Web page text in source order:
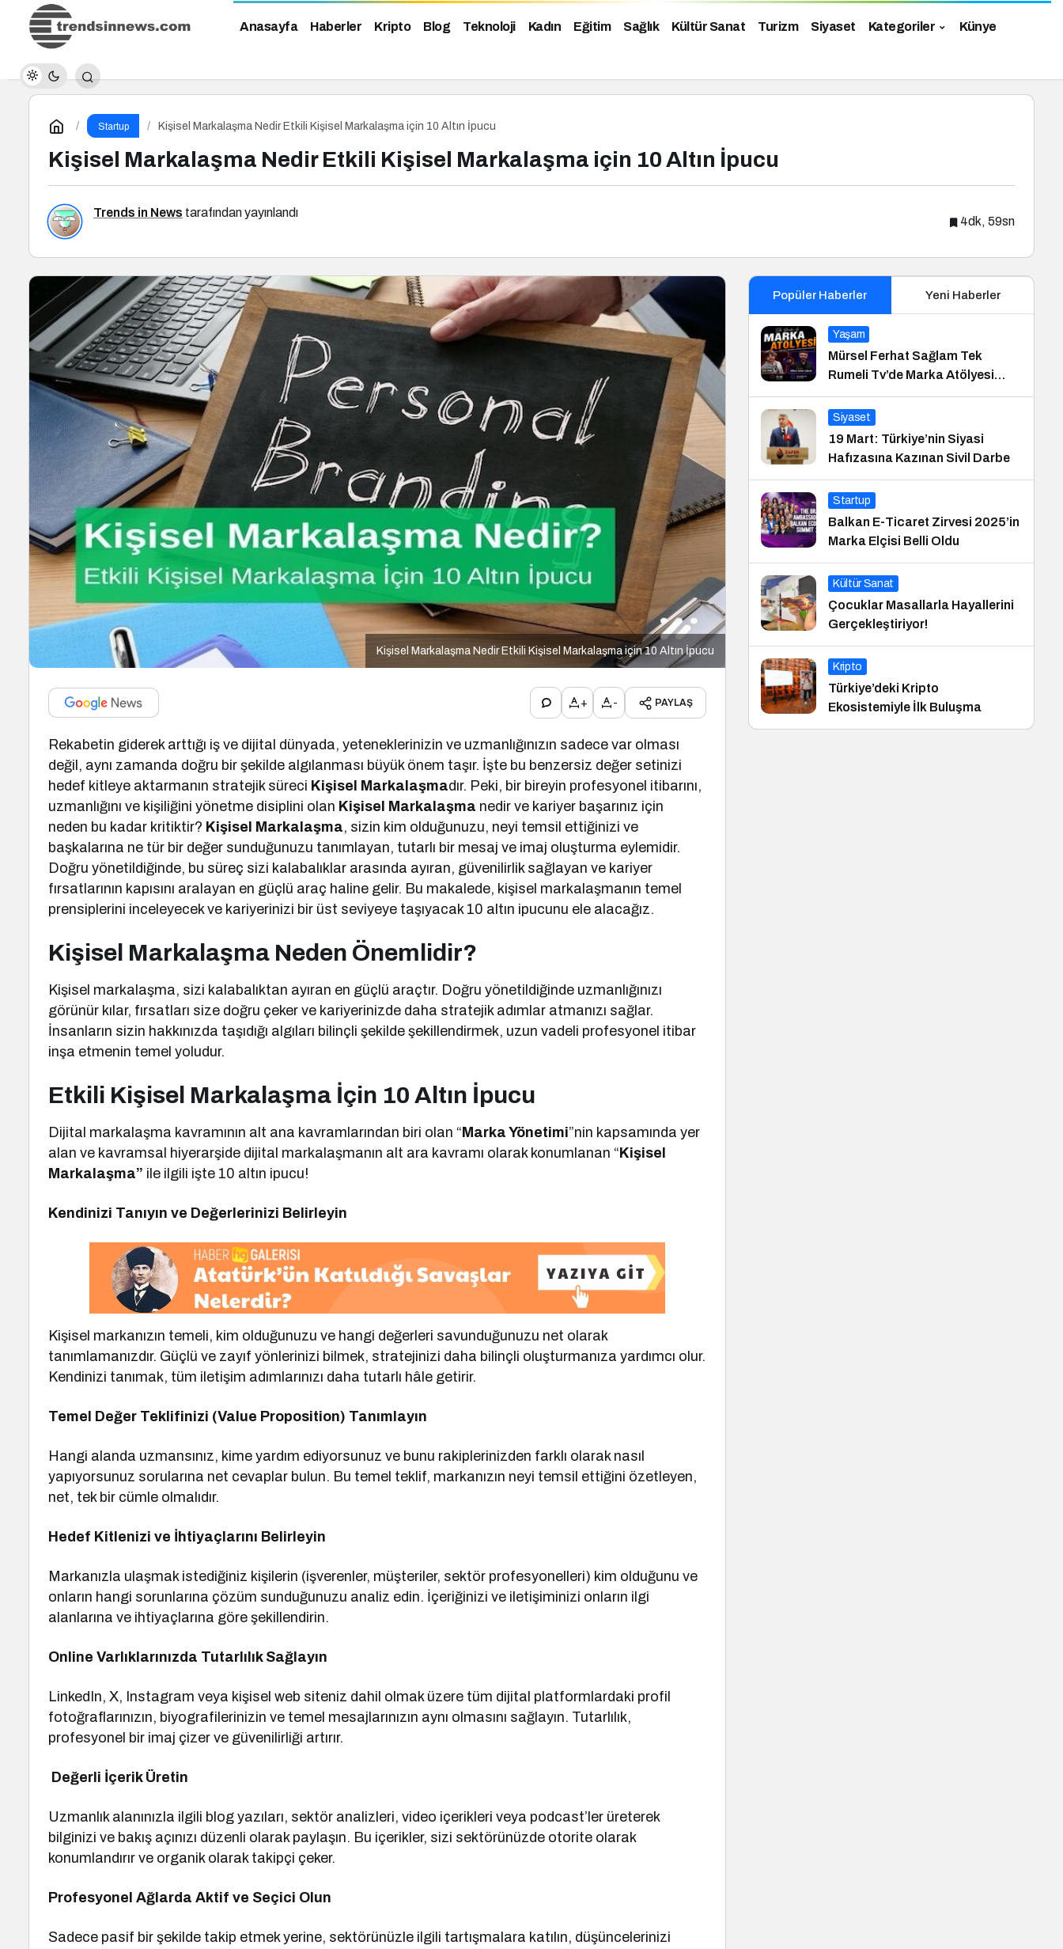
Anasayfa Haberler Kripto Blog Teknoloji Kadın Eğitim Sağlık Kültür Sanat Turizm Siyaset Kategoriler Künye
Startup Kişisel Markalaşma Nedir Etkili Kişisel Markalaşma için 10 Altın İpucu
Kişisel Markalaşma Nedir Etkili Kişisel Markalaşma için 10 Altın İpucu
Trends in News tarafından yayınlandı
4dk, 59sn
Kişisel Markalaşma Nedir Etkili Kişisel Markalaşma için 10 Altın İpucu
+ - PAYLAŞ
Rekabetin giderek arttığı iş ve dijital dünyada, yeteneklerinizin ve uzmanlığınızın sadece var olması
değil, aynı zamanda doğru bir şekilde algılanması büyük önem taşır. İşte bu benzersiz değer setinizi
hedef kitleye aktarmanın stratejik süreci Kişisel Markalaşmadır. Peki, bir bireyin profesyonel itibarını,
uzmanlığını ve kişiliğini yönetme disiplini olan Kişisel Markalaşma nedir ve kariyer başarınız için
neden bu kadar kritiktir? Kişisel Markalaşma, sizin kim olduğunuzu, neyi temsil ettiğinizi ve
başkalarına ne tür bir değer sunduğunuzu tanımlayan, tutarlı bir mesaj ve imaj oluşturma eylemidir.
Doğru yönetildiğinde, bu süreç sizi kalabalıklar arasında ayıran, güvenilirlik sağlayan ve kariyer
fırsatlarının kapısını aralayan en güçlü araç haline gelir. Bu makalede, kişisel markalaşmanın temel
prensiplerini inceleyecek ve kariyerinizi bir üst seviyeye taşıyacak 10 altın ipucunu ele alacağız.
Kişisel Markalaşma Neden Önemlidir?
Kişisel markalaşma, sizi kalabalıktan ayıran en güçlü araçtır. Doğru yönetildiğinde uzmanlığınızı
görünür kılar, fırsatları size doğru çeker ve kariyerinizde daha stratejik adımlar atmanızı sağlar.
İnsanların sizin hakkınızda taşıdığı algıları bilinçli şekilde şekillendirmek, uzun vadeli profesyonel itibar
inşa etmenin temel yoludur.
Etkili Kişisel Markalaşma İçin 10 Altın İpucu
Dijital markalaşma kavramının alt ana kavramlarından biri olan “ Marka Yönetimi”nin kapsamında yer
alan ve kavramsal hiyerarşide dijital markalaşmanın alt ara kavramı olarak konumlanan “ Kişisel
Markalaşma” ile ilgili işte 10 altın ipucu!
Kendinizi Tanıyın ve Değerlerinizi Belirleyin
Kişisel markanızın temeli, kim olduğunuzu ve hangi değerleri savunduğunuzu net olarak
tanımlamanızdır. Güçlü ve zayıf yönlerinizi bilmek, stratejinizi daha bilinçli oluşturmanıza yardımcı olur.
Kendinizi tanımak, tüm iletişim adımlarınızı daha tutarlı hâle getirir.
Temel Değer Teklifinizi (Value Proposition) Tanımlayın
Hangi alanda uzmansınız, kime yardım ediyorsunuz ve bunu rakiplerinizden farklı olarak nasıl
yapıyorsunuz sorularına net cevaplar bulun. Bu temel teklif, markanızın neyi temsil ettiğini özetleyen,
net, tek bir cümle olmalıdır.
Hedef Kitlenizi ve İhtiyaçlarını Belirleyin
Markanızla ulaşmak istediğiniz kişilerin (işverenler, müşteriler, sektör profesyonelleri) kim olduğunu ve
onların hangi sorunlarına çözüm sunduğunuzu analiz edin. İçeriğinizi ve iletişiminizi onların ilgi
alanlarına ve ihtiyaçlarına göre şekillendirin.
Online Varlıklarınızda Tutarlılık Sağlayın
LinkedIn, X, Instagram veya kişisel web siteniz dahil olmak üzere tüm dijital platformlardaki profil
fotoğraflarınızın, biyografilerinizin ve temel mesajlarınızın aynı olmasını sağlayın. Tutarlılık,
profesyonel bir imaj çizer ve güvenilirliği artırır.
Değerli İçerik Üretin
Uzmanlık alanınızla ilgili blog yazıları, sektör analizleri, video içerikleri veya podcast’ler üreterek
bilginizi ve bakış açınızı düzenli olarak paylaşın. Bu içerikler, sizi sektörünüzde otorite olarak
konumlandırır ve organik olarak takipçi çeker.
Profesyonel Ağlarda Aktif ve Seçici Olun
Sadece pasif bir şekilde takip etmek yerine, sektörünüzle ilgili tartışmalara katılın, düşüncelerinizi
Popüler Haberler Yeni Haberler
Yaşam
Mürsel Ferhat Sağlam Tek
Rumeli Tv’de Marka Atölyesi
Programına Konuk Oldu
Siyaset
19 Mart: Türkiye’nin Siyasi
Hafızasına Kazınan Sivil Darbe
Startup
Balkan E-Ticaret Zirvesi 2025’in
Marka Elçisi Belli Oldu
Kültür Sanat
Çocuklar Masallarla Hayallerini
Gerçekleştiriyor!
Kripto
Türkiye’deki Kripto
Ekosistemiyle İlk Buluşma